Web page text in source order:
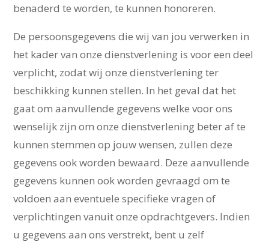
benaderd te worden, te kunnen honoreren.
De persoonsgegevens die wij van jou verwerken in
het kader van onze dienstverlening is voor een deel
verplicht, zodat wij onze dienstverlening ter
beschikking kunnen stellen. In het geval dat het
gaat om aanvullende gegevens welke voor ons
wenselijk zijn om onze dienstverlening beter af te
kunnen stemmen op jouw wensen, zullen deze
gegevens ook worden bewaard. Deze aanvullende
gegevens kunnen ook worden gevraagd om te
voldoen aan eventuele specifieke vragen of
verplichtingen vanuit onze opdrachtgevers. Indien
u gegevens aan ons verstrekt, bent u zelf